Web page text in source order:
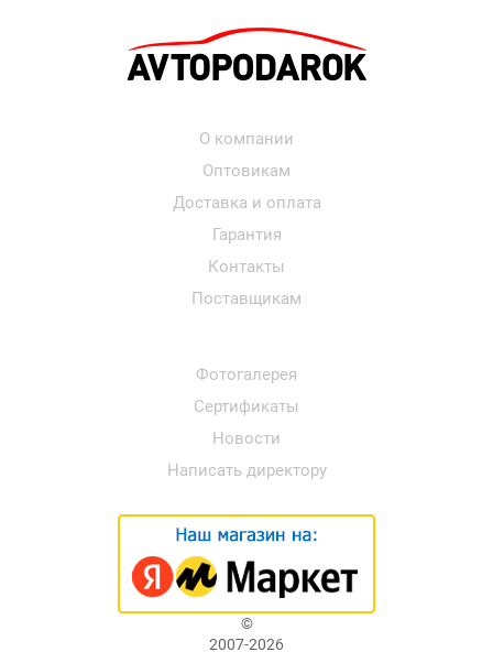
О компании
Оптовикам
Доставка и оплата
Гарантия
Контакты
Поставщикам
Фотогалерея
Сертификаты
Новости
Написать директору
©
2007-2026